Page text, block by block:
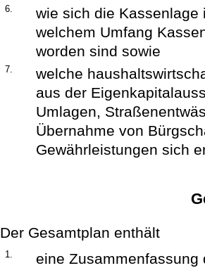
6.
wie sich die Kassenlage
welchem Umfang
worden sind sowie
7.
welche
aus der
Umlagen,
Übernahme von
Gewährleistungen sich
Der Gesamtplan enthält
1.
eine Zusammenfassung